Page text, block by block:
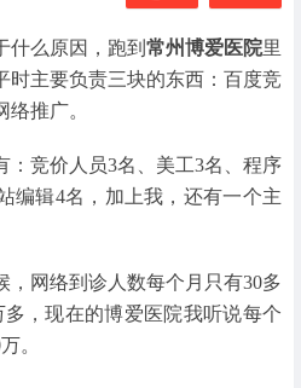
什么原因，跑到 常州博爱医院里
时主要负责三块的东西：百度竞
推广。
：竞价人员3名、美工3名、程序
编辑4名，加上我，还有一个主
，网络到诊人数每个月只有30多
，现在的博爱医院我听说每个
。